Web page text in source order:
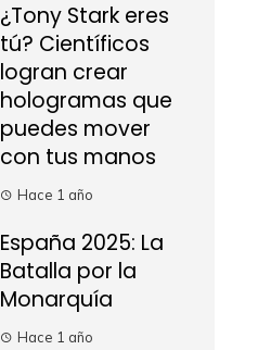
¿Tony Stark eres
tú? Científicos
logran crear
hologramas que
puedes mover
con tus manos
Hace 1 año
España 2025: La
Batalla por la
Monarquía
Hace 1 año